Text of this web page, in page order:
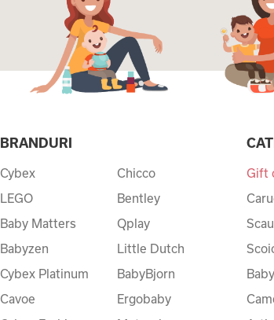
BRANDURI
Cybex
LEGO
Baby Matters
Babyzen
Cybex Platinum
Cavoe
Chicco
Bentley
Qplay
Little Dutch
BabyBjorn
Ergobaby
Gift